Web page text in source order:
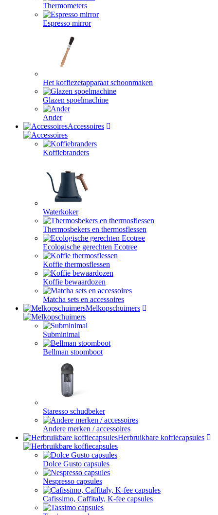
Thermometers
Espresso mirror
Het koffiezetapparaat schoonmaken
Glazen spoelmachine
Ander
Accessoires
Koffiebranders
Waterkoker
Thermosbekers en thermosflessen
Ecologische gerechten Ecotree
Koffie thermosflessen
Koffie bewaardozen
Matcha sets en accessoires
Melkopschuimers
Subminimal
Bellman stoomboot
Staresso schudbeker
Andere merken / accessoires
Herbruikbare koffiecapsules
Dolce Gusto capsules
Nespresso capsules
Cafissimo, Caffitaly, K-fee capsules